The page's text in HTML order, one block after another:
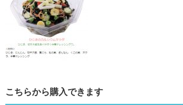
こちらから購入できます